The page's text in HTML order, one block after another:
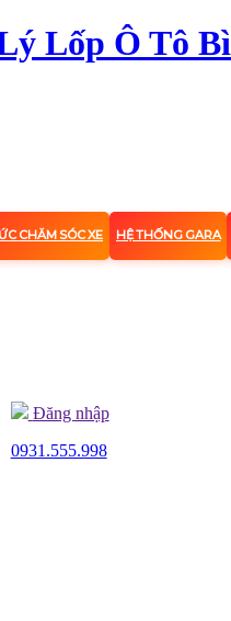
CHĂM SÓC XE HỆ THỐNG GARA
Đăng nhập
0931.555.998